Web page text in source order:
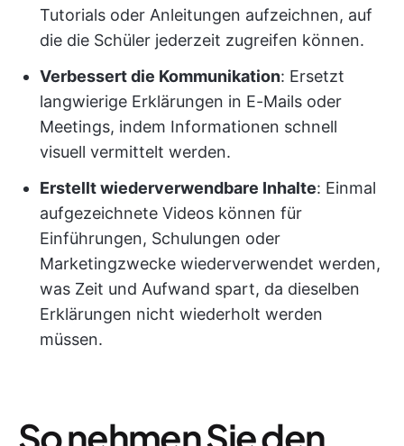
Tutorials oder Anleitungen aufzeichnen, auf
die die Schüler jederzeit zugreifen können.
Verbessert die Kommunikation: Ersetzt
langwierige Erklärungen in E-Mails oder
Meetings, indem Informationen schnell
visuell vermittelt werden.
Erstellt wiederverwendbare Inhalte: Einmal
aufgezeichnete Videos können für
Einführungen, Schulungen oder
Marketingzwecke wiederverwendet werden,
was Zeit und Aufwand spart, da dieselben
Erklärungen nicht wiederholt werden
müssen.
So nehmen Sie den